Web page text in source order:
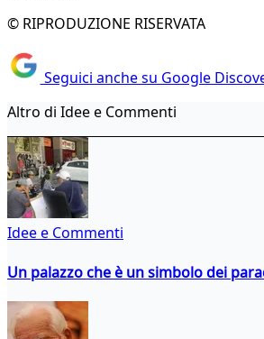
© RIPRODUZIONE RISERVATA
Seguici anche su Google
Altro di Idee e Commenti
Idee e Commenti
Un palazzo che è un simbolo dei